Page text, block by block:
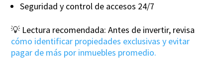
Seguridad y control de accesos 24/7
💡 Lectura recomendada: Antes de invertir, revisa
cómo identificar propiedades exclusivas y evitar
pagar de más por inmuebles promedio.